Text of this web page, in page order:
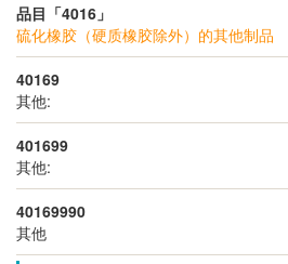
品目「4016」
硫化橡胶（硬质橡胶除外）的其他制品
40169
其他:
401699
其他:
40169990
其他